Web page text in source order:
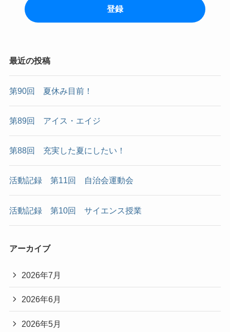
最近の投稿
第90回 夏休み目前！
第89回 アイス・エイジ
第88回 充実した夏にしたい！
活動記録 第11回 自治会運動会
活動記録 第10回 サイエンス授業
アーカイブ
2026年7月
2026年6月
2026年5月